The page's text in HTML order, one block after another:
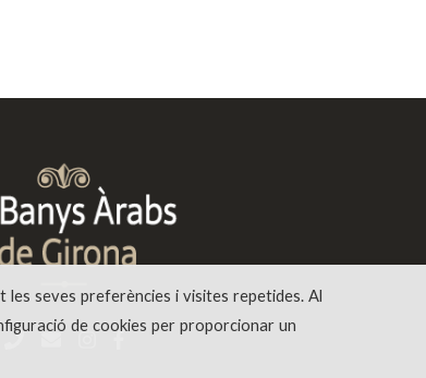
seves preferències i visites repetides. Al
de cookies per proporcionar un